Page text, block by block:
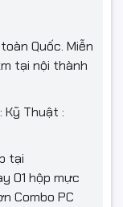
Quốc. Miễn
tại nội thành
Kỹ Thuật :
tại
01 hộp mực
Combo PC